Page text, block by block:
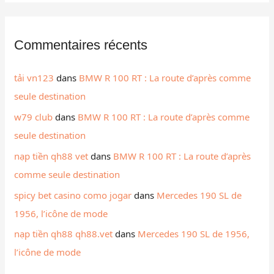
Commentaires récents
tải vn123 dans BMW R 100 RT : La route d’après comme
seule destination
w79 club dans BMW R 100 RT : La route d’après comme
seule destination
nạp tiền qh88 vet dans BMW R 100 RT : La route d’après
comme seule destination
spicy bet casino como jogar dans Mercedes 190 SL de
1956, l’icône de mode
nạp tiền qh88 qh88.vet dans Mercedes 190 SL de 1956,
l’icône de mode